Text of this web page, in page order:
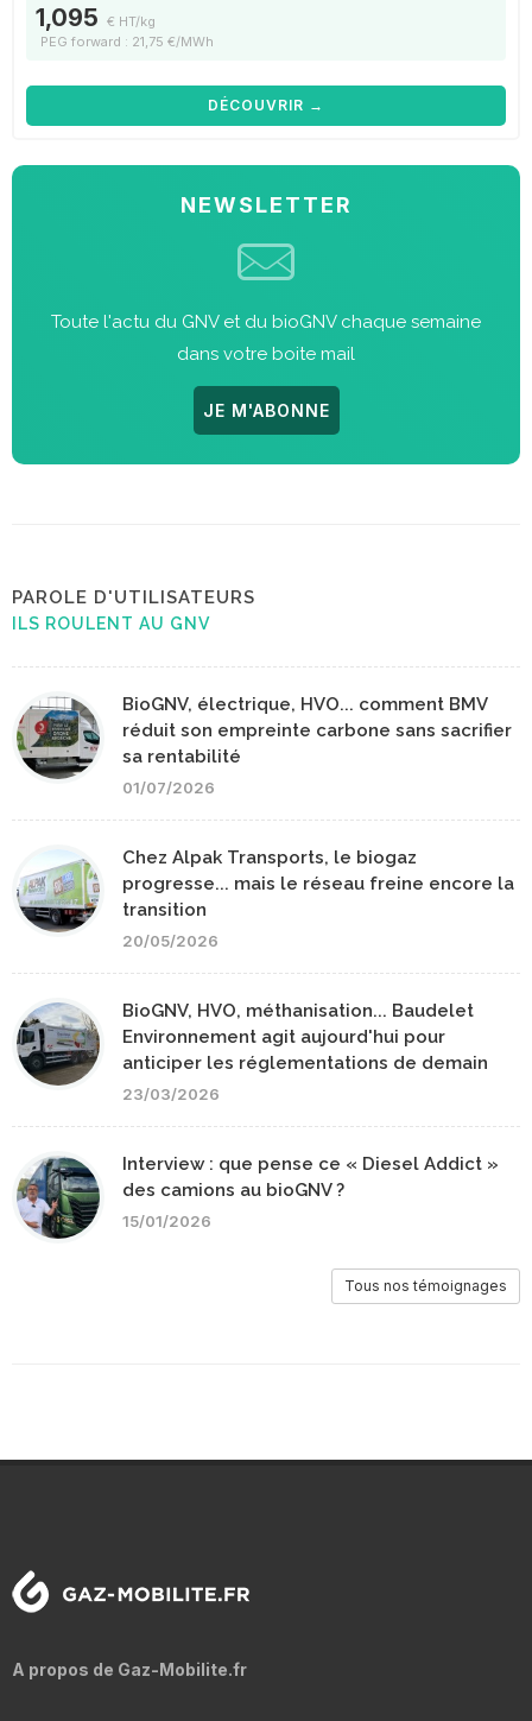
1,095 € HT/kg
PEG forward : 21,75 €/MWh
DÉCOUVRIR →
NEWSLETTER
Toute l'actu du GNV et du bioGNV chaque semaine
dans votre boite mail
JE M'ABONNE
PAROLE D'UTILISATEURS
ILS ROULENT AU GNV
BioGNV, électrique, HVO... comment BMV
réduit son empreinte carbone sans sacrifier
sa rentabilité
01/07/2026
Chez Alpak Transports, le biogaz
progresse... mais le réseau freine encore la
transition
20/05/2026
BioGNV, HVO, méthanisation... Baudelet
Environnement agit aujourd'hui pour
anticiper les réglementations de demain
23/03/2026
Interview : que pense ce « Diesel Addict »
des camions au bioGNV ?
15/01/2026
Tous nos témoignages
A propos de Gaz-Mobilite.fr